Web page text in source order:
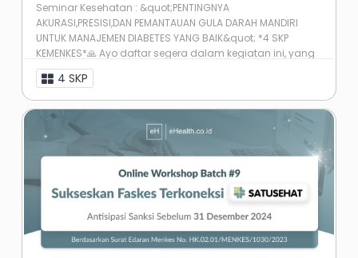
Seminar Kesehatan : &quot;PENTINGNYA
AKURASI,PRESISI,DAN PEMANTAUAN GULA DARAH MANDIRI
UNTUK MANAJEMEN DIABETES YANG BAIK&quot; *4 SKP
KEMENKES*🙏 Ayo daftar segera dalam kegiatan ini, yang
akan dilaksanakan pada : 🗓 Sabtu, 07 ...
4 SKP